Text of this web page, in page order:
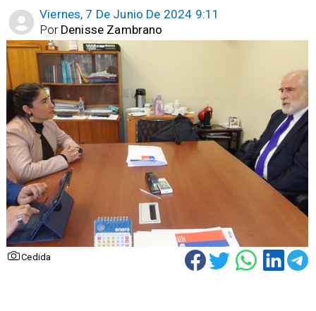
Viernes, 7 De Junio De 2024 9:11
Denisse Zambrano
Por
Cedida